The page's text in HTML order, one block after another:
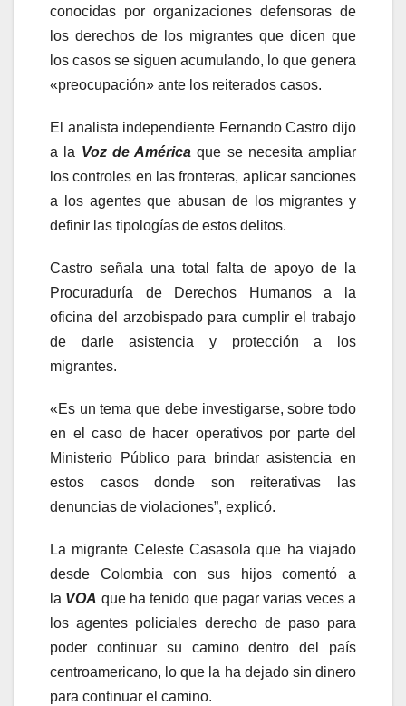
conocidas por organizaciones defensoras de
los derechos de los migrantes que dicen que
los casos se siguen acumulando, lo que genera
«preocupación» ante los reiterados casos.
El analista independiente Fernando Castro dijo
a la Voz de América que se necesita ampliar
los controles en las fronteras, aplicar sanciones
a los agentes que abusan de los migrantes y
definir las tipologías de estos delitos.
Castro señala una total falta de apoyo de la
Procuraduría de Derechos Humanos a la
oficina del arzobispado para cumplir el trabajo
de darle asistencia y protección a los
migrantes.
«Es un tema que debe investigarse, sobre todo
en el caso de hacer operativos por parte del
Ministerio Público para brindar asistencia en
estos casos donde son reiterativas las
denuncias de violaciones”, explicó.
La migrante Celeste Casasola que ha viajado
desde Colombia con sus hijos comentó a
la VOA que ha tenido que pagar varias veces a
los agentes policiales derecho de paso para
poder continuar su camino dentro del país
centroamericano, lo que la ha dejado sin dinero
para continuar el camino.